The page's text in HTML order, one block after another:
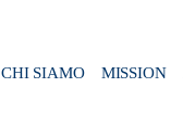
CHI SIAMO MISSION